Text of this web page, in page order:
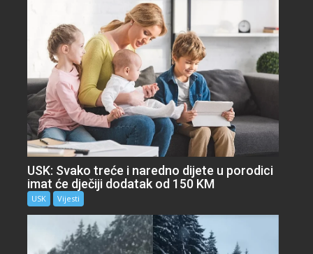
USK: Svako treće i naredno dijete u porodici
imat će dječiji dodatak od 150 KM
USK Vijesti